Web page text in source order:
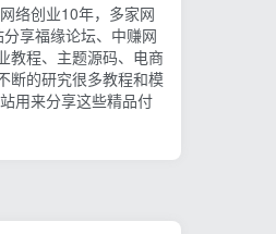
络创业10年，多家网
享福缘论坛、中赚网
教程、主题源码、电商
断的研究很多教程和模
用来分享这些精品付